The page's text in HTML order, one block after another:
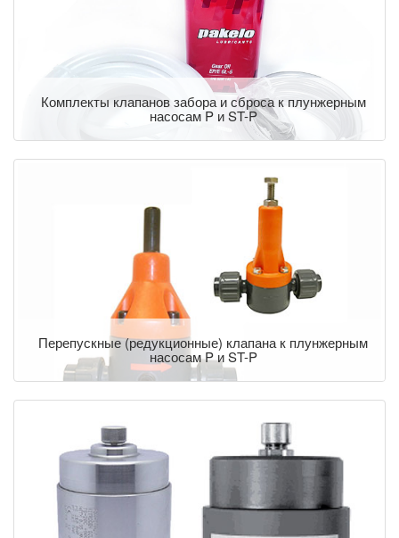
Комплекты клапанов забора и сброса к плунжерным
насосам P и ST-P
Перепускные (редукционные) клапана к плунжерным
насосам P и ST-P